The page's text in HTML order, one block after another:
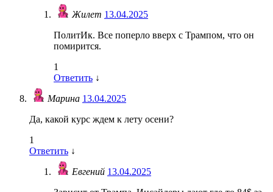
Жилет 13.04.2025
ПолитИк. Все поперло вверх с Трампом, что он
помирится.
1
Ответить ↓
Марина 13.04.2025
Да, какой курс ждем к лету осени?
1
Ответить ↓
Евгений 13.04.2025